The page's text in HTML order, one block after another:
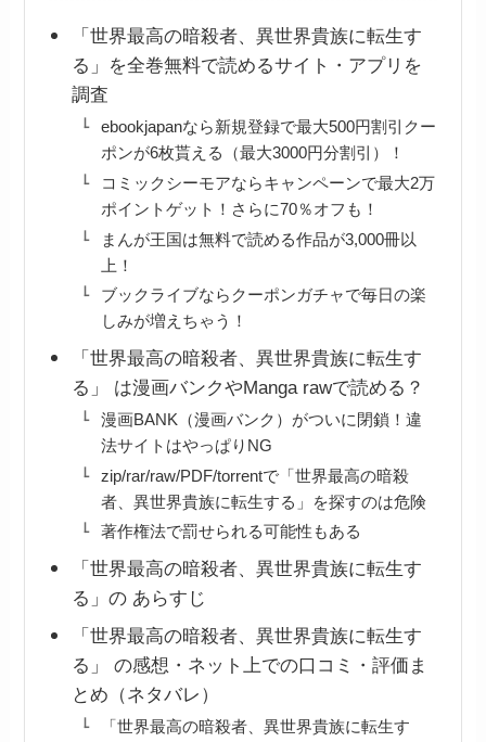
「世界最高の暗殺者、異世界貴族に転生す
る」を全巻無料で読めるサイト・アプリを
調査
ebookjapanなら新規登録で最大500円割引クー
ポンが6枚貰える（最大3000円分割引）！
コミックシーモアならキャンペーンで最大2万
ポイントゲット！さらに70％オフも！
まんが王国は無料で読める作品が3,000冊以
上！
ブックライブならクーポンガチャで毎日の楽
しみが増えちゃう！
「世界最高の暗殺者、異世界貴族に転生す
る」 は漫画バンクやManga rawで読める？
漫画BANK（漫画バンク）がついに閉鎖！違
法サイトはやっぱりNG
zip/rar/raw/PDF/torrentで「世界最高の暗殺
者、異世界貴族に転生する」を探すのは危険
著作権法で罰せられる可能性もある
「世界最高の暗殺者、異世界貴族に転生す
る」の あらすじ
「世界最高の暗殺者、異世界貴族に転生す
る」 の感想・ネット上での口コミ・評価ま
とめ（ネタバレ）
「世界最高の暗殺者、異世界貴族に転生す